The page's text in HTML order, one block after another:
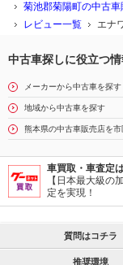
菊池郡菊陽町の中古車
レビュー一覧
エナ
中古車探しに役立つ情
メーカーから中古車を探す
地域から中古車を探す
熊本県の中古車販売店を
車買取・車査定
【日本最大級の
定を実現！
質問はコチラ
推奨環境